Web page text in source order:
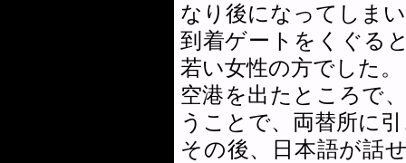
なり後になってしま
到着ゲートをくぐる
若い女性の方でした。
空港を出たところで
うことで、両替所に
その後、日本語が話